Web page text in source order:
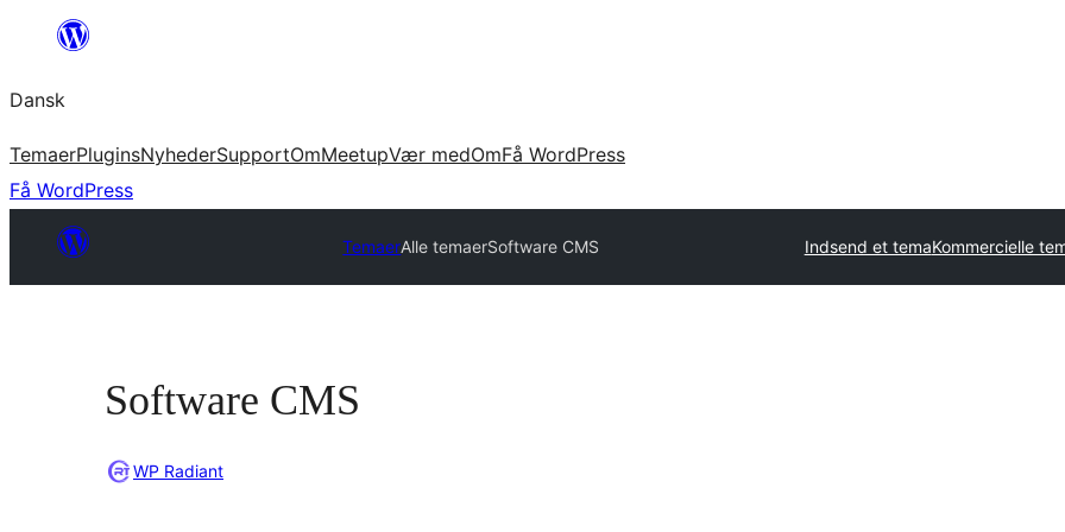
Spring
indhold
Dansk
TemaerPluginsNyhederSupportOmMeetupVær medOmFå WordPress
Få WordPress
TemaerAlle temaerSoftware CMS Indsend et temaKommercielle
Software CMS
WP Radiant